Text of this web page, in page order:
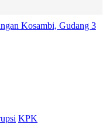
Kosambi, Gudang 3
KPK